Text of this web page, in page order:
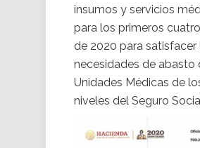
insumos y servicios
para los primeros
de 2020 para satisfacer
necesidades de abasto
Unidades Médicas de
niveles del Seguro